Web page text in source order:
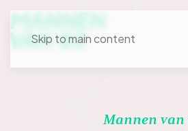
Skip to main content
Mannen van